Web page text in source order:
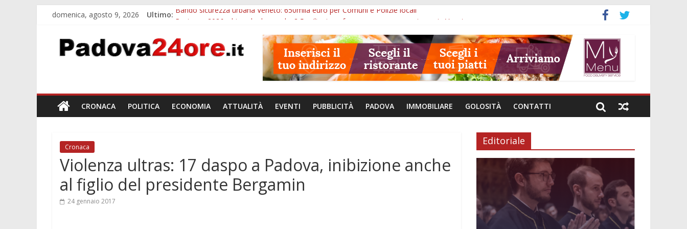
domenica, agosto 9, 2026 Ultimo: Bando sicurezza urbana Veneto: 650mila euro per Comuni e Polizie locali
Calici di Stelle Arzergrande: astronomia, musica e sapori al Casone Azzurro
Notizie di Padova alle ore 10: censimento a Monselice, arresto antidroga e siccità
Notizie di Padova alle ore 23: maltrattamenti, arresto a Limena e progetto Cool Shop
CRONACA POLITICA ECONOMIA ATTUALITÀ EVENTI PUBBLICITÀ PADOVA IMMOBILIARE GOLOSITÀ CONTATTI
Cronaca
Violenza ultras: 17 daspo a Padova, inibizione anche
al figlio del presidente Bergamin
24 gennaio 2017
Editoriale